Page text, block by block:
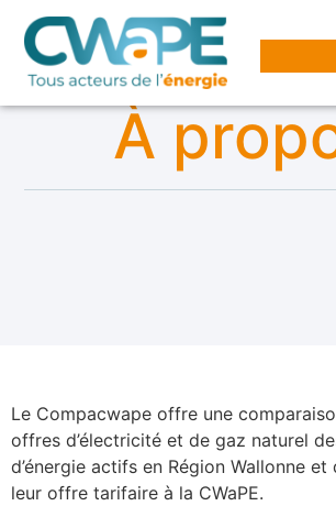
À
Le Compacwape offre une
offres d’électricité et de gaz naturel
d’énergie actifs en Région Wallonne et
leur offre tarifaire à la CWaPE.
Panneau de gestion des cookies